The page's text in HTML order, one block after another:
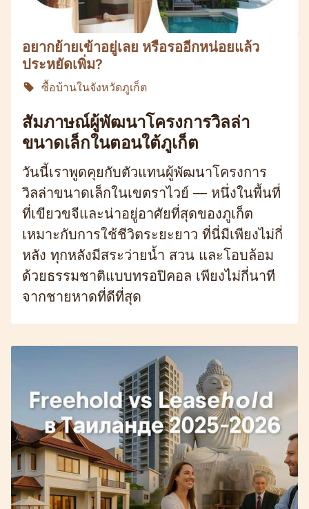
อยากย้ายเข้าอยู่เลย หรือรออีกหน่อยแล้ว
ประหยัดเพิ่ม?
ซื้อบ้านในจังหวัดภูเก็ต
สัมภาษณ์ผู้พัฒนาโครงการวิลล่า
ขนาดเล็กในตอนใต้ภูเก็ต
วันนี้เราพูดคุยกับตัวแทนผู้พัฒนาโครงการ
วิลล่าขนาดเล็กในเขตราไวย์ — หนึ่งในพื้นที่
ที่เขียวขจีและน่าอยู่อาศัยที่สุดของภูเก็ต
เหมาะกับการใช้ชีวิตระยะยาว ที่นี่มีเพียงไม่กี่
หลัง ทุกหลังมีสระว่ายน้ำ สวน และโอบล้อม
ด้วยธรรมชาติแบบทรอปิคอล เพียงไม่กี่นาที
จากชายหาดที่ดีที่สุด